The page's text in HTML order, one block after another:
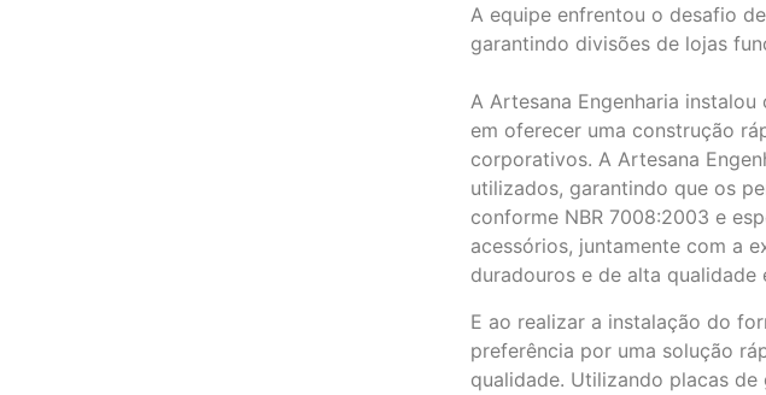
A equipe enfrentou o desafio
garantindo divisões de lojas
A Artesana Engenharia
em oferecer uma construção
corporativos. A Artesana
utilizados, garantindo que os
conforme NBR 7008:2003 e
acessórios, juntamente com a
duradouros e de alta
E ao realizar a instalação do
preferência por uma solução
qualidade. Utilizando placas